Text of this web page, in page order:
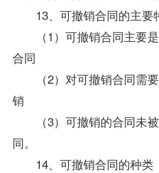
13、可撤销合同的主要
（1）可撤销合同主要是
合同
（2）对可撤销合同需要
销
（3）可撤销的合同未被
同。
14、可撤销合同的种类